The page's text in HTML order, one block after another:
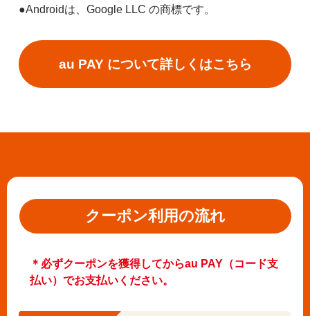
●Androidは、Google LLC の商標です。
au PAY について詳しくはこちら
クーポン利用の流れ
＊必ずクーポンを獲得してからau PAY（コード支
払い）でお支払いください。